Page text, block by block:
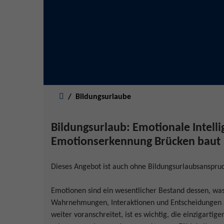
Bildungsurlaube
Bildungsurlaub: Emotionale
Emotionserkennung Brücken baut
Dieses Angebot ist auch ohne
Emotionen sind ein wesentlicher Bestand dessen,
Wahrnehmungen, Interaktionen und
weiter voranschreitet, ist es wichtig, die